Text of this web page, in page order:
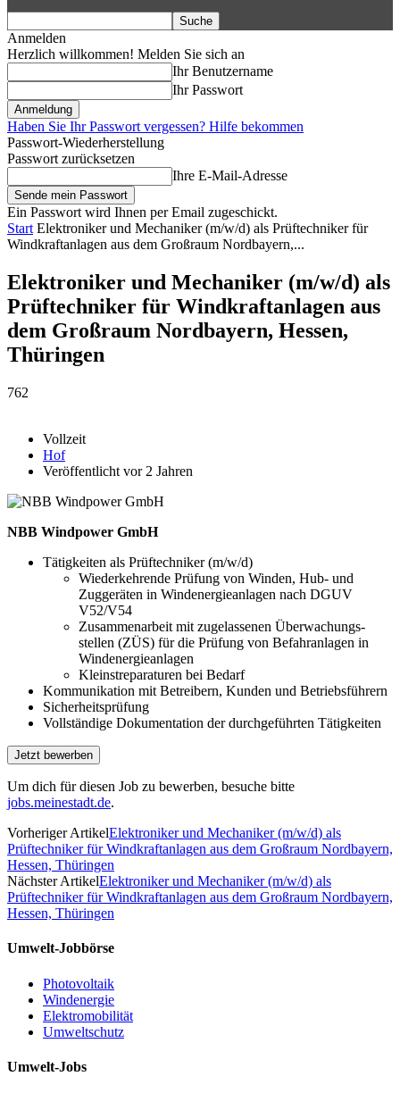
Anmelden
Herzlich willkommen! Melden Sie sich an
Ihr Benutzername
Ihr Passwort
Haben Sie Ihr Passwort vergessen? Hilfe bekommen
Passwort-Wiederherstellung
Passwort zurücksetzen
Ihre E-Mail-Adresse
Ein Passwort wird Ihnen per Email zugeschickt.
Start Elektroniker und Mechaniker (m/w/d) als Prüftechniker für
Windkraftanlagen aus dem Großraum Nordbayern,...
Elektroniker und Mechaniker (m/w/d) als
Prüftechniker für Windkraftanlagen aus
dem Großraum Nordbayern, Hessen,
Thüringen
762
Vollzeit
Hof
Veröffentlicht vor 2 Jahren
NBB Windpower GmbH
Tätigkeiten als Prüftechniker (m/w/d)
Wiederkehrende Prüfung von Winden, Hub- und
Zuggeräten in Windenergie­anlagen nach DGUV
V52/V54
Zusammenarbeit mit zugelassenen Überwachungs­
stellen (ZÜS) für die Prüfung von Befahr­anlagen in
Windenergie­anlagen
Kleinstreparaturen bei Bedarf
Kommunikation mit Betreibern, Kunden und Betriebs­führern
Sicherheits­prüfung
Vollständige Dokumentation der durch­geführten Tätigkeiten
Um dich für diesen Job zu bewerben, besuche bitte
jobs.meinestadt.de.
Vorheriger ArtikelElektroniker und Mechaniker (m/w/d) als
Prüftechniker für Windkraftanlagen aus dem Großraum Nordbayern,
Hessen, Thüringen
Nächster ArtikelElektroniker und Mechaniker (m/w/d) als
Prüftechniker für Windkraftanlagen aus dem Großraum Nordbayern,
Hessen, Thüringen
Umwelt-Jobbörse
Photovoltaik
Windenergie
Elektromobilität
Umweltschutz
Umwelt-Jobs